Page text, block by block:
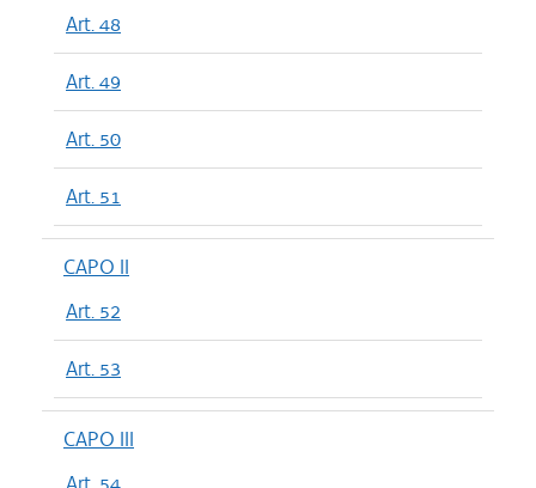
Art. 48
Art. 49
Art. 50
Art. 51
CAPO II
Art. 52
Art. 53
CAPO III